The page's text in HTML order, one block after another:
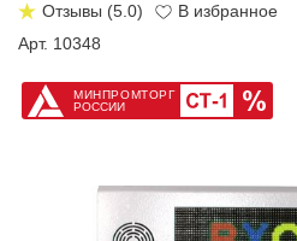
Отзывы (5.0)
Арт. 10348
МИНПРОМТОРГ
РОССИИ